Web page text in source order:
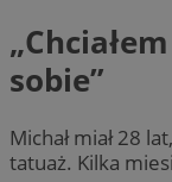
sobie”
Michał miał 28
tatuaż. Kilka